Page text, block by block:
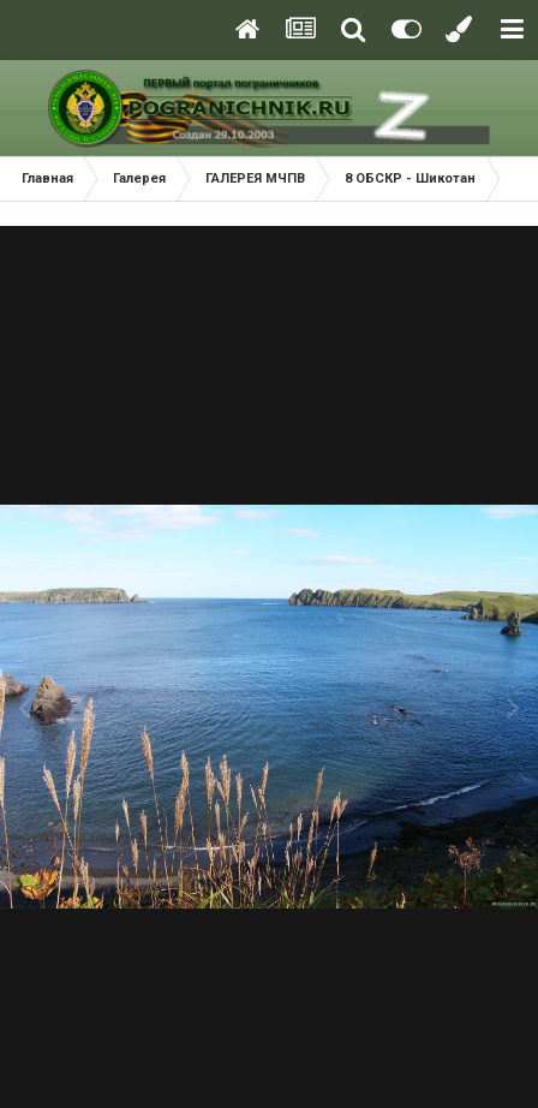
Главная Галерея ГАЛЕРЕЯ МЧПВ 8 ОБСКР - Шикотан